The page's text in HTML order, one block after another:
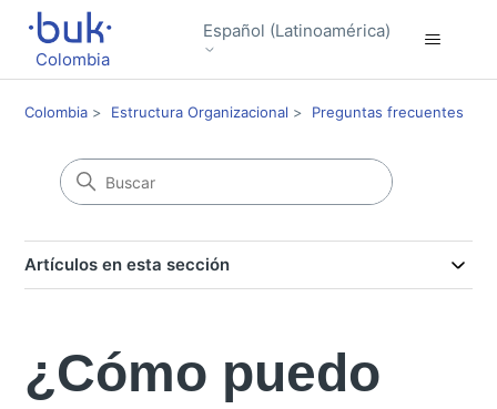
Colombia
Español (Latinoamérica)
Colombia Estructura Organizacional Preguntas frecuentes
Artículos en esta sección
¿Cómo puedo